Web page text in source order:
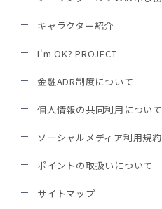
キャラクター紹介
I'm OK? PROJECT
金融ADR制度について
個人情報の共同利用について
ソーシャルメディア利用規約
ポイントの取扱いについて
サイトマップ